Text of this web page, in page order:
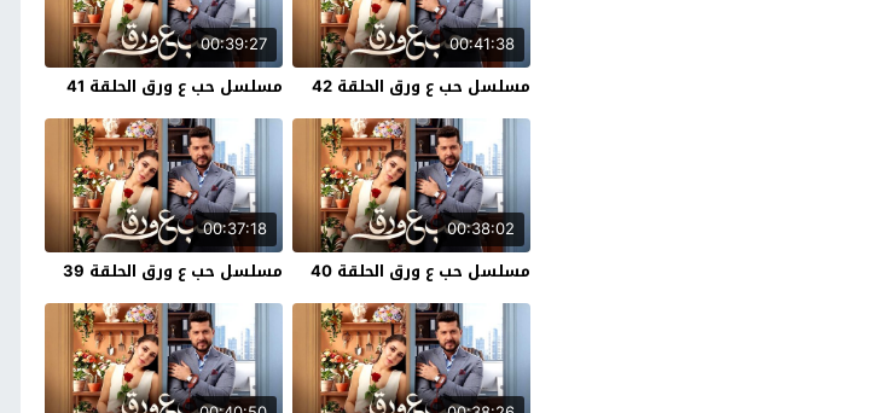
00:41:38
مسلسل حب ع ورق الحلقة 42
00:39:27
مسلسل حب ع ورق الحلقة 41
00:38:02
مسلسل حب ع ورق الحلقة 40
00:37:18
مسلسل حب ع ورق الحلقة 39